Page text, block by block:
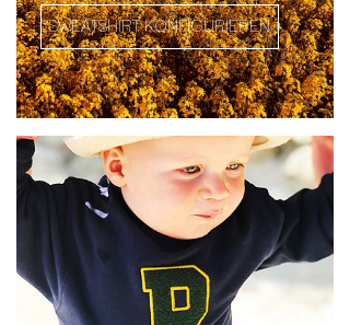
SWEATSHIRT KONFIGURIEREN